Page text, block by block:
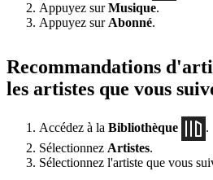
Appuyez surMusique.
Appuyez sur Abonné.
Recommandations
les artistes que vous
Accédez à la Bibliothèque
.
Sélectionnez Artistes.
Sélectionnez l'artiste que vous